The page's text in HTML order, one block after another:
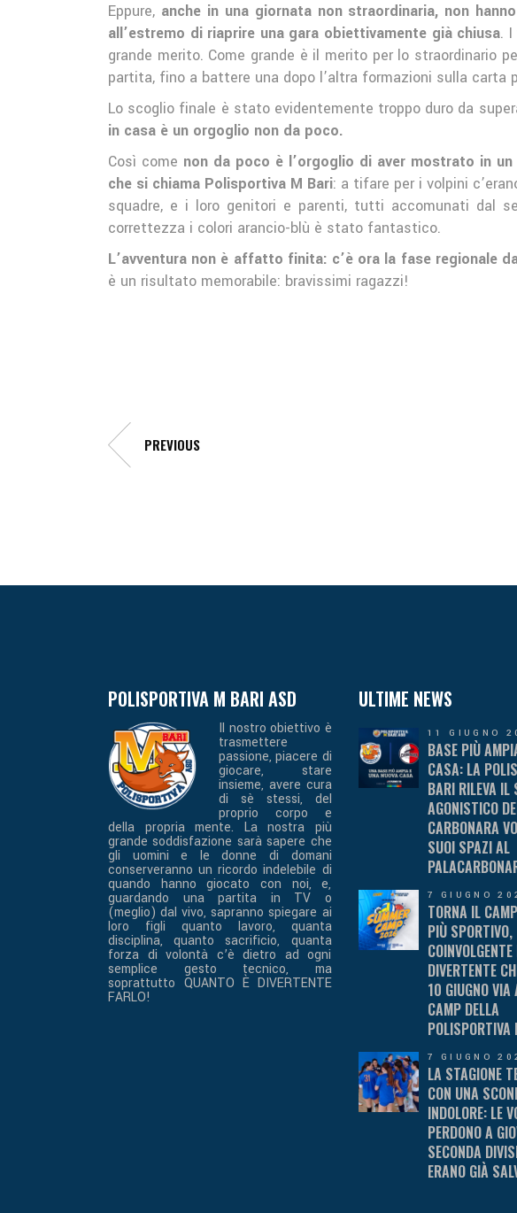
Eppure, anche in una giornata non straordinaria, non
all’estremo di riaprire una gara obiettivamente già chiusa.
grande merito. Come grande è il merito per lo straordinario
partita, fino a battere una dopo l’altra formazioni sulla carta
Lo scoglio finale è stato evidentemente troppo duro da
in casa è un orgoglio non da poco.
Così come non da poco è l’orgoglio di aver mostrato in
che si chiama Polisportiva M Bari: a tifare per i volpini
squadre, e i loro genitori e parenti, tutti accomunati dal
correttezza i colori arancio-blù è stato fantastico.
L’avventura non è affatto finita: c’è ora la fase regionale
è un risultato memorabile: bravissimi ragazzi!
PREVIOUS
POLISPORTIVA M BARI ASD
Il nostro obiettivo è
trasmettere
passione, piacere di
giocare, stare
insieme, avere cura
di sè stessi, del
proprio corpo e
della propria mente. La nostra più
grande soddisfazione sarà sapere che
gli uomini e le donne di domani
conserveranno un ricordo indelebile di
quando hanno giocato con noi, e,
guardando una partita in TV o
(meglio) dal vivo, sapranno spiegare ai
loro figli quanto lavoro, quanta
disciplina, quanto sacrificio, quanta
forza di volontà c’è dietro ad ogni
semplice gesto tecnico, ma
soprattutto QUANTO È DIVERTENTE
FARLO!
ULTIME NEWS
11 GIUGNO
BASE PIÙ
CASA: LA
BARI RILEVA IL
AGONISTICO
CARBONARA
SUOI SPAZI AL
7 GIUGNO
TORNA IL
PIÙ SPORTIVO,
COINVOLGENTE
DIVERTENTE
10 GIUGNO VIA
CAMP DELLA
POLISPORTIVA
7 GIUGNO
LA STAGIONE
CON UNA
INDOLORE: LE
PERDONO A
SECONDA
ERANO GIÀ